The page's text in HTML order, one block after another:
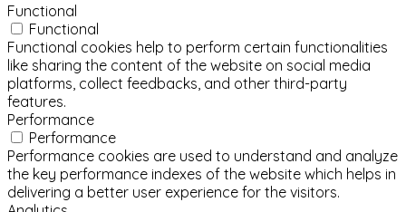
Functional
Functional
Functional cookies help to perform certain functionalities
like sharing the content of the website on social media
platforms, collect feedbacks, and other third-party
features.
Performance
Performance
Performance cookies are used to understand and analyze
the key performance indexes of the website which helps in
delivering a better user experience for the visitors.